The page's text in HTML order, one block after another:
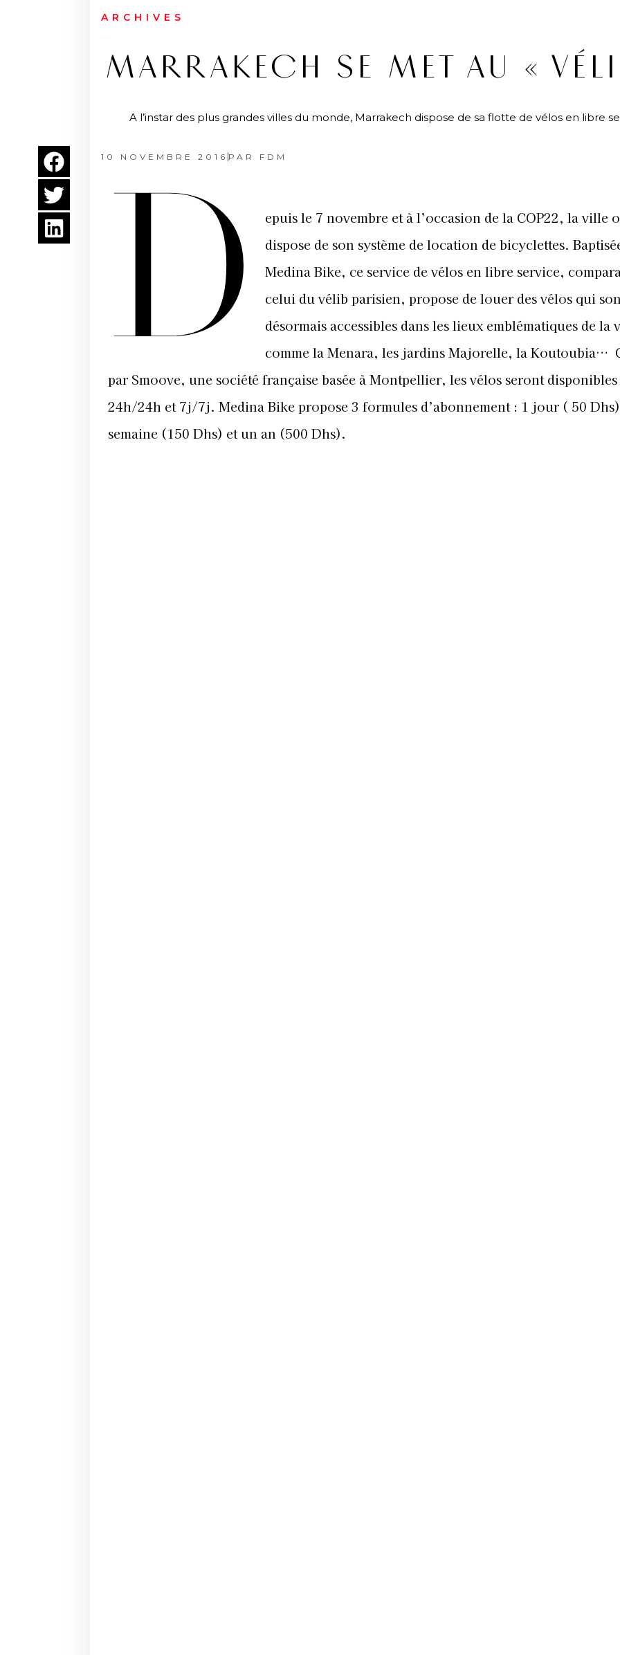
ARCHIVES
MARRAKECH SE MET AU «
A l’instar des plus grandes villes du monde, Marrakech dispose de sa flotte de vélos en libre
10 NOVEMBRE 2016 PAR FDM
D
epuis le 7 novembre et à l’occasion de la COP22, la ville
dispose de son système de location de bicyclettes.
Medina Bike, ce service de vélos en libre service,
celui du vélib parisien, propose de louer des vélos qui
désormais accessibles dans les lieux emblématiques de la
comme la Menara, les jardins Majorelle, la Koutoubia…
par Smoove, une société française basée à Montpellier, les vélos seront disponibles
24h/24h et 7j/7j. Medina Bike propose 3 formules d’abonnement : 1 jour ( 50
semaine (150 Dhs) et un an (500 Dhs).